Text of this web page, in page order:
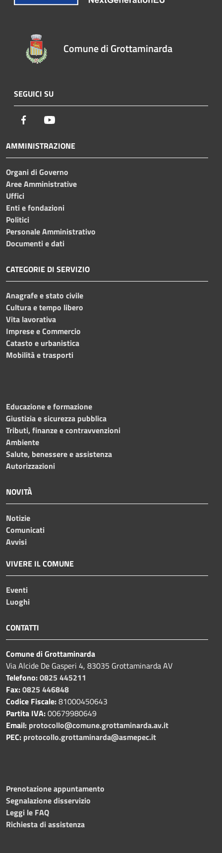
Comune di Grottaminarda
SEGUICI SU
Facebook
AMMINISTRAZIONE
Organi di Governo
Aree Amministrative
Uffici
Enti e fondazioni
Politici
Personale Amministrativo
Documenti e dati
CATEGORIE DI SERVIZIO
Anagrafe e stato civile
Cultura e tempo libero
Vita lavorativa
Imprese e Commercio
Catasto e urbanistica
Mobilità e trasporti
Educazione e formazione
Giustizia e sicurezza pubblica
Tributi, finanze e contravvenzioni
Ambiente
Salute, benessere e assistenza
Autorizzazioni
NOVITÀ
Notizie
Comunicati
Avvisi
VIVERE IL COMUNE
Eventi
Luoghi
CONTATTI
Comune di Grottaminarda
Via Alcide De Gasperi 4, 83035 Grottaminarda AV
Telefono:0825 445211
Fax:0825 446848
Codice Fiscale:81000450643
Partita IVA:00679980649
Email: protocollo@comune.grottaminarda.av.it
PEC: protocollo.grottaminarda@asmepec.it
Prenotazione appuntamento
Segnalazione disservizio
Leggi le FAQ
Richiesta di assistenza